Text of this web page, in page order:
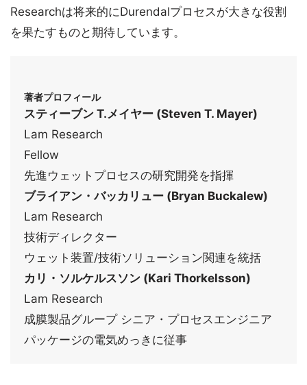
Researchは将来的にDurendalプロセスが大きな役割
を果たすものと期待しています。
著者プロフィール
スティーブン T.メイヤー (Steven T. Mayer)
Lam Research
Fellow
先進ウェットプロセスの研究開発を指揮
ブライアン・バッカリュー (Bryan Buckalew)
Lam Research
技術ディレクター
ウェット装置/技術ソリューション関連を統括
カリ・ソルケルスソン (Kari Thorkelsson)
Lam Research
成膜製品グループ シニア・プロセスエンジニア
パッケージの電気めっきに従事